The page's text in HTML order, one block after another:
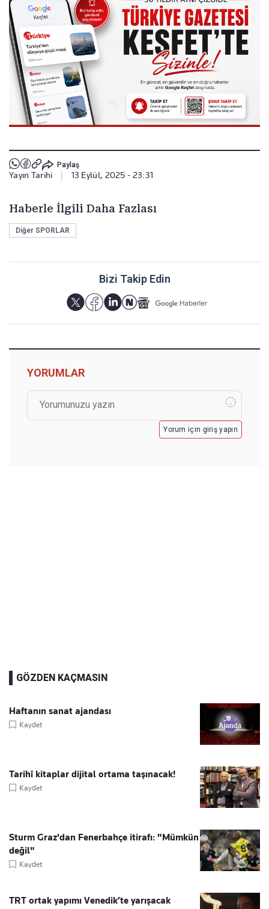
Paylaş
Yayın Tarihi 13 Eylül, 2025 - 23:31
Haberle İlgili Daha Fazlası
Diğer SPORLAR
Bizi Takip Edin
YORUMLAR
Yorum için giriş yapın
GÖZDEN KAÇMASIN
Haftanın sanat ajandası
Kaydet
Tarihî kitaplar dijital ortama taşınacak!
Kaydet
Sturm Graz'dan Fenerbahçe itirafı: "Mümkün
değil"
Kaydet
TRT ortak yapımı Venedik’te yarışacak